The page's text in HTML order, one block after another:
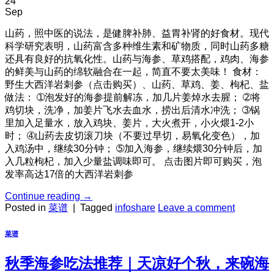
Sep
山药，照中医的说法，是健脾补肺、益胃补肾的好食材。现代
科学研究表明，山药富含多种维生素和矿物质，同时山药多糖
还具有良好的抗氧化性。山药与海参、草鸡搭配，鸡肉、海参
的鲜美与山药的绵软融合在一起，简直不要太美味！ 食材：
野生大西洋岩刺参（点击购买）、山药、草鸡、姜、枸杞、盐
做法： ➀泡发好的海参提前解冻，加几片姜焯水去腥； ➁将
鸡切块，洗净，加姜片飞水去血水，捞出后清水冲洗； ➂锅
里加入足量水，放入鸡块、姜片，大火煮开，小火煨1-2小
时； ➃山药去皮切滚刀块（不要过早切，易氧化变色），加
入鸡汤中，继续30分钟； ➄加入海参，继续煨30分钟后，加
入几粒枸杞，加入少量盐调味即可。 点击图片即可购买，泡
发率高达17倍的大西洋岩刺参
Continue reading →
Posted in 菜谱 Tagged infoshare Leave a comment
菜谱
秋季海参吃法推荐｜天凉好个秋，来碗海